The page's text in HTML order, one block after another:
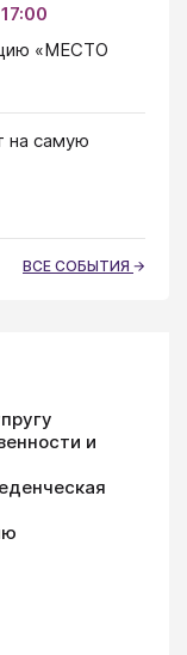
«МЕСТО
на самую
ВСЕ СОБЫТИЯ
и